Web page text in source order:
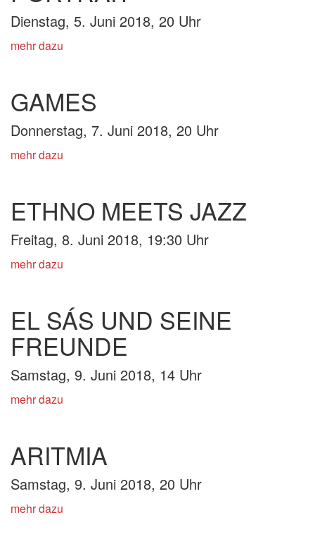
Dienstag, 5. Juni 2018, 20 Uhr
mehr dazu
GAMES
Donnerstag, 7. Juni 2018, 20 Uhr
mehr dazu
ETHNO MEETS JAZZ
Freitag, 8. Juni 2018, 19:30 Uhr
mehr dazu
EL SÁS UND SEINE
FREUNDE
Samstag, 9. Juni 2018, 14 Uhr
mehr dazu
ARITMIA
Samstag, 9. Juni 2018, 20 Uhr
mehr dazu